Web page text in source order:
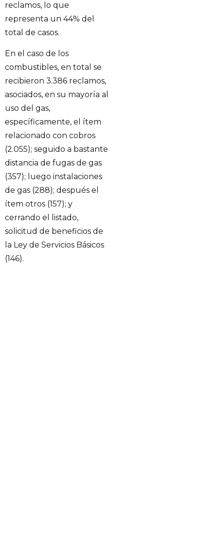
reclamos, lo que
representa un 44% del
total de casos.
En el caso de los
combustibles, en total se
recibieron 3.386 reclamos,
asociados, en su mayoría al
uso del gas,
específicamente, el ítem
relacionado con cobros
(2.055); seguido a bastante
distancia de fugas de gas
(357); luego instalaciones
de gas (288); después el
ítem otros (157); y
cerrando el listado,
solicitud de beneficios de
la Ley de Servicios Básicos
(146).